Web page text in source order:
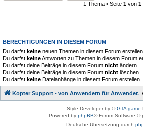
1 Thema • Seite 1 von 1
BERECHTIGUNGEN IN DIESEM FORUM
Du darfst keine neuen Themen in diesem Forum erstellen.
Du darfst keineAntworten zu Themen in diesem Forum
Du darfst deine Beiträge in diesem Forum nicht ändern.
Du darfst deine Beiträge in diesem Forum nicht löschen.
Du darfst keine Dateianhänge in diesem Forum erstellen.
Kopter Support - von Anwendern für Anwender.
Style Developer by ©GTA game
Powered by phpBB® Forum Software ©
Deutsche Übersetzung durch